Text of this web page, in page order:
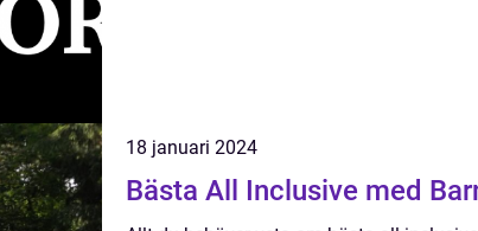
18 januari 2024
Bästa All Inclusive med